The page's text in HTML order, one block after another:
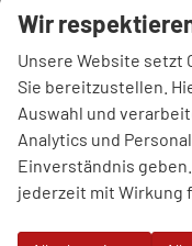
Dachreling
Wärmeschutz-
Scheiben seitlich
genarbt
Wir
Unsere Website setzt
Sie bereitzustellen.
Auswahl und
Analytics und
Einverständnis
jederzeit mit Wirkung